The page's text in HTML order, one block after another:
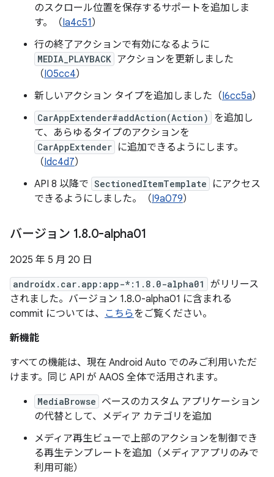
のスクロール位置を保存するサポートを追加しま
す。（Ia4c51）
行の終了アクションで有効になるように
MEDIA_PLAYBACK アクションを更新しました
（I05cc4）
新しいアクション タイプを追加しました（I6cc5a）
CarAppExtender#addAction(Action)
を追加し
て、あらゆるタイプのアクションを
CarAppExtender に追加できるようにします。
（Idc4d7）
API 8 以降で SectionedItemTemplate
にアクセス
できるようにしました。（I9a079）
バージョン 1.8.0-alpha01
2025 年 5 月 20 日
androidx.car.app:app-*:1.8.0-alpha01
がリリース
されました。バージョン 1.8.0-alpha01 に含まれる
commit については、 こちらをご覧ください。
新機能
すべての機能は、現在 Android Auto でのみご利用いただ
けます。同じ API が AAOS 全体で活用されます。
MediaBrowse ベースのカスタム アプリケーション
の代替として、メディア カテゴリを追加
メディア再生ビューで上部のアクションを制御でき
る再生テンプレートを追加（メディアアプリのみで
利用可能）